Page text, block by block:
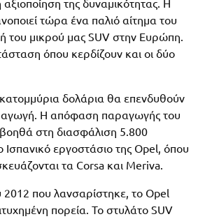
αξιοποίηση της δυναμικότητας. Η
τώρα ένα παλιό αίτημα του
του μικρού μας SUV στην Ευρώπη.
όπου κερδίζουν και οι δύο
δολάρια θα επενδυθούν
Η απόφαση παραγωγής του
στη διασφάλιση 5.800
εργοστάσιο της Opel, όπου
τα Corsa και Meriva.
2012 που λανσαρίστηκε, το Opel
πορεία. Το στυλάτο SUV